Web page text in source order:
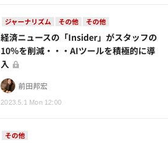
ジャーナリズム その他 その他
2023.5.1 Mon 12:00
経済ニュースの「Insider」がスタッフの
10％を削減・・・AIツールを積極的に導
入
前田邦宏
その他